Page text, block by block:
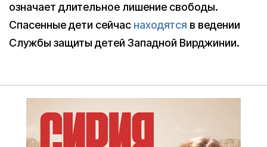
означает длительное лишение свободы.
Спасенные дети сейчас находятся в ведении
Службы защиты детей Западной Вирджинии.